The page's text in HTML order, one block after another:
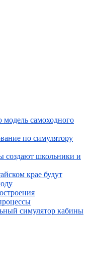
самоходного
по симулятору
создают школьники и
крае будут
симулятор кабины